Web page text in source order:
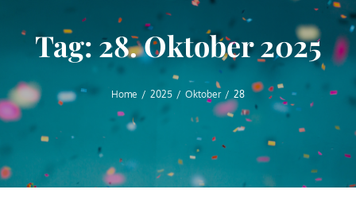
Tag: 28. Oktober 2025
Home 2025 Oktober 28